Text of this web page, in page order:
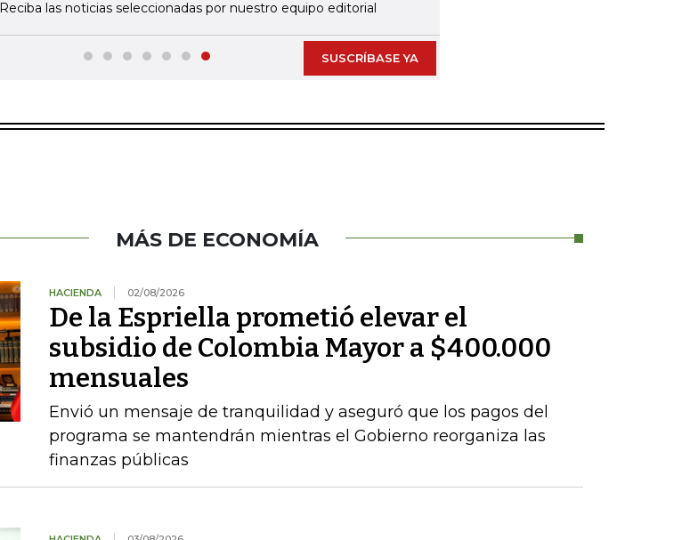
Reciba las noticias seleccionadas por nuestro equipo editorial
SUSCRÍBASE YA
MÁS DE ECONOMÍA
HACIENDA 02/08/2026
De la Espriella prometió elevar el
subsidio de Colombia Mayor a $400.000
mensuales
Envió un mensaje de tranquilidad y aseguró que los pagos del
programa se mantendrán mientras el Gobierno reorganiza las
finanzas públicas